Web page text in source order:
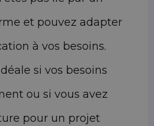
et pouvez adapter
à vos besoins.
si vos besoins
ou si vous avez
pour un projet